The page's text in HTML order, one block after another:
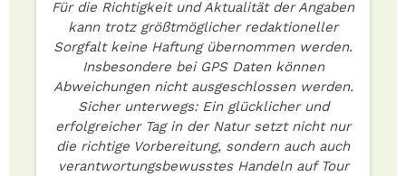
Für die Richtigkeit und Aktualität der Angaben
kann trotz größtmöglicher redaktioneller
Sorgfalt keine Haftung übernommen werden.
Insbesondere bei GPS Daten können
Abweichungen nicht ausgeschlossen werden.
Sicher unterwegs: Ein glücklicher und
erfolgreicher Tag in der Natur setzt nicht nur
die richtige Vorbereitung, sondern auch auch
verantwortungsbewusstes Handeln auf Tour